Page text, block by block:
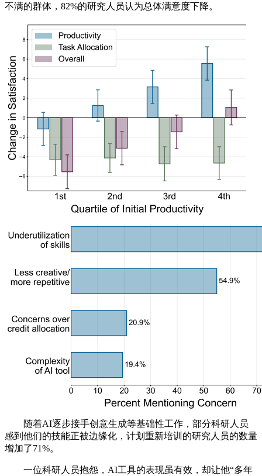
不满的群体，82%的研究人员认为总体满意度下降。
随着AI逐步接手创意生成等基础性工作，部分科研人员
感到他们的技能正被边缘化，计划重新培训的研究人员的数量
增加了71%。
一位科研人员抱怨，AI工具的表现虽有效，却让他“多年